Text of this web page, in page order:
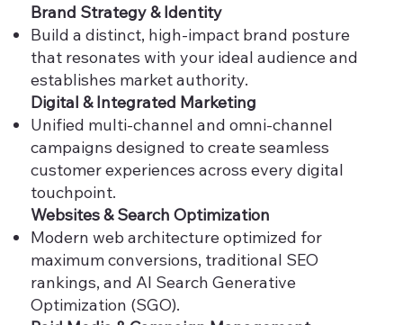
Brand Strategy & Identity
Build a distinct, high-impact brand posture
that resonates with your ideal audience and
establishes market authority.
Digital & Integrated Marketing
Unified multi-channel and omni-channel
campaigns designed to create seamless
customer experiences across every digital
touchpoint.
Websites & Search Optimization
Modern web architecture optimized for
maximum conversions, traditional SEO
rankings, and AI Search Generative
Optimization (SGO).